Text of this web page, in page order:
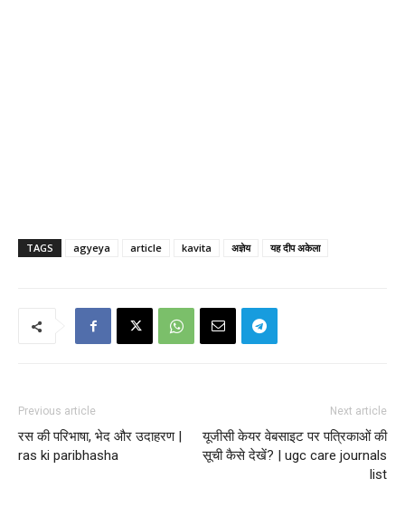
TAGS agyeya article kavita अज्ञेय यह दीप अकेला
Previous article
रस की परिभाषा, भेद और उदाहरण |
ras ki paribhasha
Next article
यूजीसी केयर वेबसाइट पर पत्रिकाओं की
सूची कैसे देखें? | ugc care journals
list